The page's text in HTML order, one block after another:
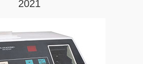
2021